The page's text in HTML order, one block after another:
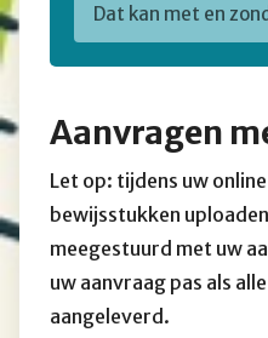
Dat kan met en
Aanvragen
Let op: tijdens uw
bewijsstukken
meegestuurd met uw
uw aanvraag pas als
aangeleverd.